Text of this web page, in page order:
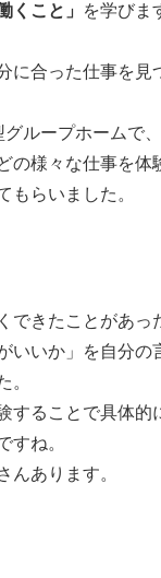
くこと」 を学びま
合った仕事を見
ループホームで
の様々な仕事を体
もらいました。
きたことがあっ
いか」を自分の
。
ることで具体的
すね。
んあります。